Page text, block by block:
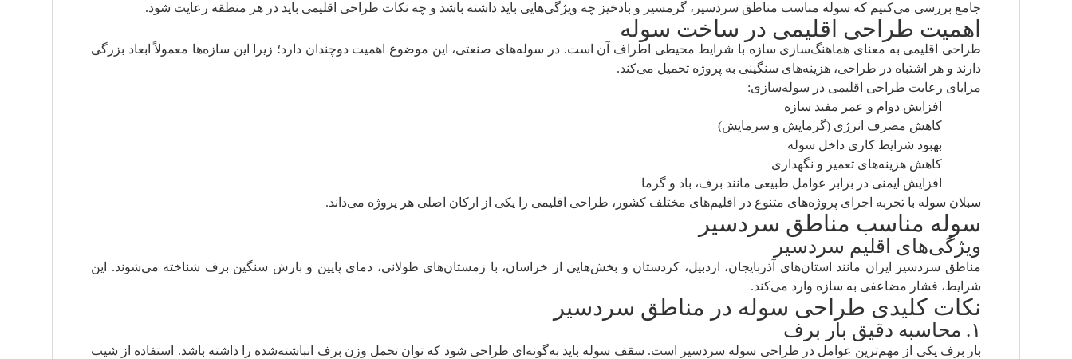
جامع بررسی می‌کنیم که سوله مناسب مناطق سردسیر، گرمسیر و بادخیز چه ویژگی‌هایی باید داشته باشد و چه نکات طراحی اقلیمی باید در هر منطقه رعایت شود.
اهمیت طراحی اقلیمی در ساخت سوله
طراحی اقلیمی به معنای هماهنگ‌سازی سازه با شرایط محیطی اطراف آن است. در سوله‌های صنعتی، این موضوع اهمیت دوچندان دارد؛ زیرا این سازه‌ها معمولاً ابعاد بزرگی
دارند و هر اشتباه در طراحی، هزینه‌های سنگینی به پروژه تحمیل می‌کند.
مزایای رعایت طراحی اقلیمی در سوله‌سازی:
افزایش دوام و عمر مفید سازه
کاهش مصرف انرژی (گرمایش و سرمایش)
بهبود شرایط کاری داخل سوله
کاهش هزینه‌های تعمیر و نگهداری
افزایش ایمنی در برابر عوامل طبیعی مانند برف، باد و گرما
سبلان سوله با تجربه اجرای پروژه‌های متنوع در اقلیم‌های مختلف کشور، طراحی اقلیمی را یکی از ارکان اصلی هر پروژه می‌داند.
سوله مناسب مناطق سردسیر
ویژگی‌های اقلیم سردسیر
مناطق سردسیر ایران مانند استان‌های آذربایجان، اردبیل، کردستان و بخش‌هایی از خراسان، با زمستان‌های طولانی، دمای پایین و بارش سنگین برف شناخته می‌شوند. این
شرایط، فشار مضاعفی به سازه وارد می‌کند.
نکات کلیدی طراحی سوله در مناطق سردسیر
۱. محاسبه دقیق بار برف
بار برف یکی از مهم‌ترین عوامل در طراحی سوله سردسیر است. سقف سوله باید به‌گونه‌ای طراحی شود که توان تحمل وزن برف انباشته‌شده را داشته باشد. استفاده از شیب